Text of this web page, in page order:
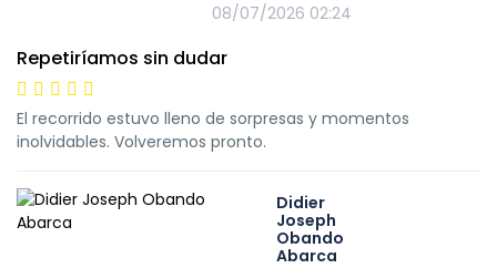
08/07/2026 02:24
Repetiríamos sin dudar
El recorrido estuvo lleno de sorpresas y momentos
inolvidables. Volveremos pronto.
Didier
Joseph
Obando
Abarca